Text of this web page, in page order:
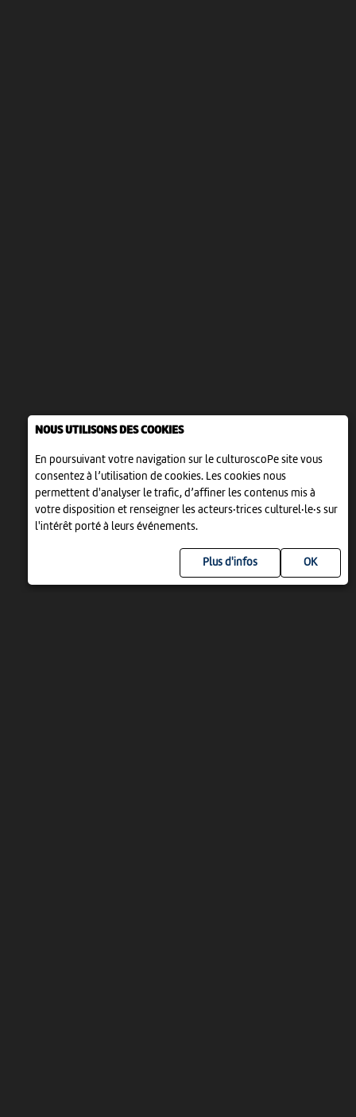
NOUS UTILISONS DES COOKIES
En poursuivant votre navigation sur le culturoscoPe site vous
consentez à l’utilisation de cookies. Les cookies nous
permettent d'analyser le trafic, d’affiner les contenus mis à
votre disposition et renseigner les acteurs·trices culturel·le·s sur
l'intérêt porté à leurs événements.
Plus d'infos